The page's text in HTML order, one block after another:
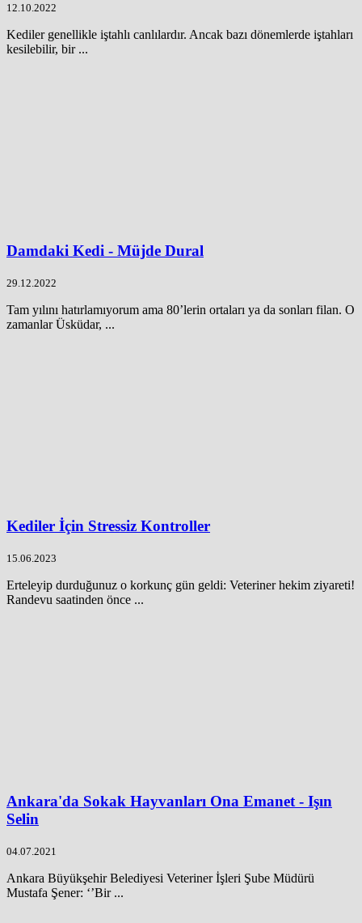
12.10.2022
Kediler genellikle iştahlı canlılardır. Ancak bazı dönemlerde iştahları
kesilebilir, bir ...
Damdaki Kedi - Müjde Dural
29.12.2022
Tam yılını hatırlamıyorum ama 80’lerin ortaları ya da sonları filan. O
zamanlar Üsküdar, ...
Kediler İçin Stressiz Kontroller
15.06.2023
Erteleyip durduğunuz o korkunç gün geldi: Veteriner hekim ziyareti!
Randevu saatinden önce ...
Ankara'da Sokak Hayvanları Ona Emanet - Işın
Selin
04.07.2021
Ankara Büyükşehir Belediyesi Veteriner İşleri Şube Müdürü
Mustafa Şener: ‘’Bir ...